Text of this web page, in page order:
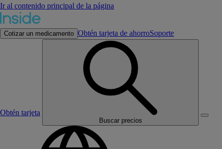
Ir al contenido principal de la página
Cotizar un medicamento Obtén tarjeta de ahorroSoporte
Obtén tarjeta
Buscar precios